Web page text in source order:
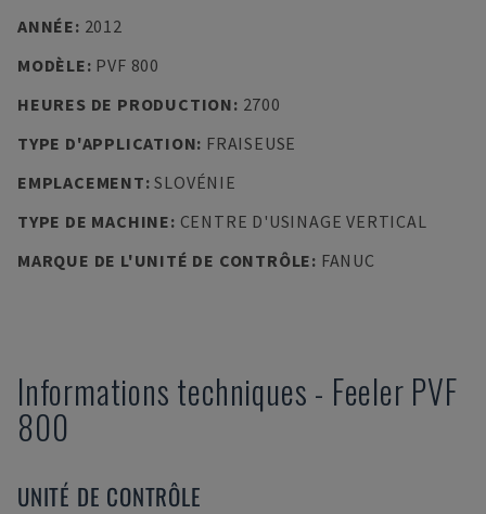
ANNÉE: 2012
MODÈLE: PVF 800
HEURES DE PRODUCTION: 2700
TYPE D'APPLICATION: FRAISEUSE
EMPLACEMENT:SLOVÉNIE
TYPE DE MACHINE: CENTRE D'USINAGE VERTICAL
MARQUE DE L'UNITÉ DE CONTRÔLE: FANUC
Informations techniques - Feeler PVF
800
UNITÉ DE CONTRÔLE